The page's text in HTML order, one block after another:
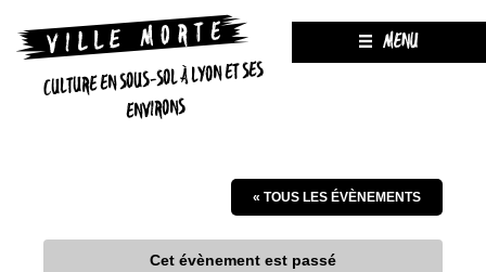
CULTURE EN SOUS-SOL À LYON ET SES
ENVIRONS
MENU
« TOUS LES ÉVÈNEMENTS
Cet évènement est passé